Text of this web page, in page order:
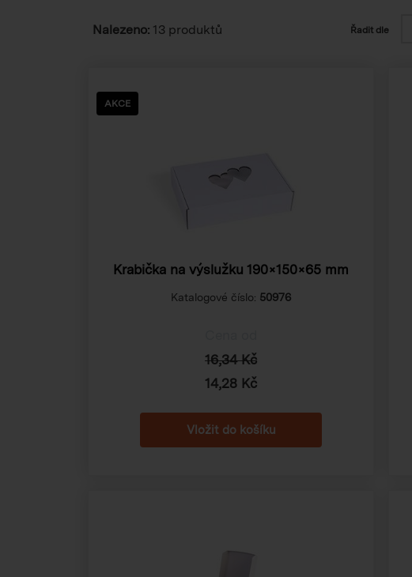
Nalezeno: 13 produktů Řadit dle
AKCE
Krabička na výslužku 190×150×65 mm
Katalogové číslo: 50976
16,34 Kč
14,28 Kč